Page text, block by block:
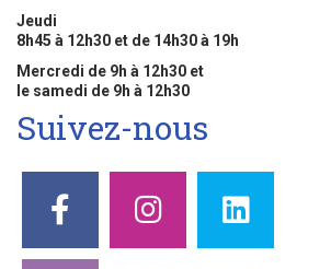
Jeudi
8h45 à 12h30 et de 14h30 à 19h
Mercredi de 9h à 12h30 et
le samedi de 9h à 12h30
Suivez-nous